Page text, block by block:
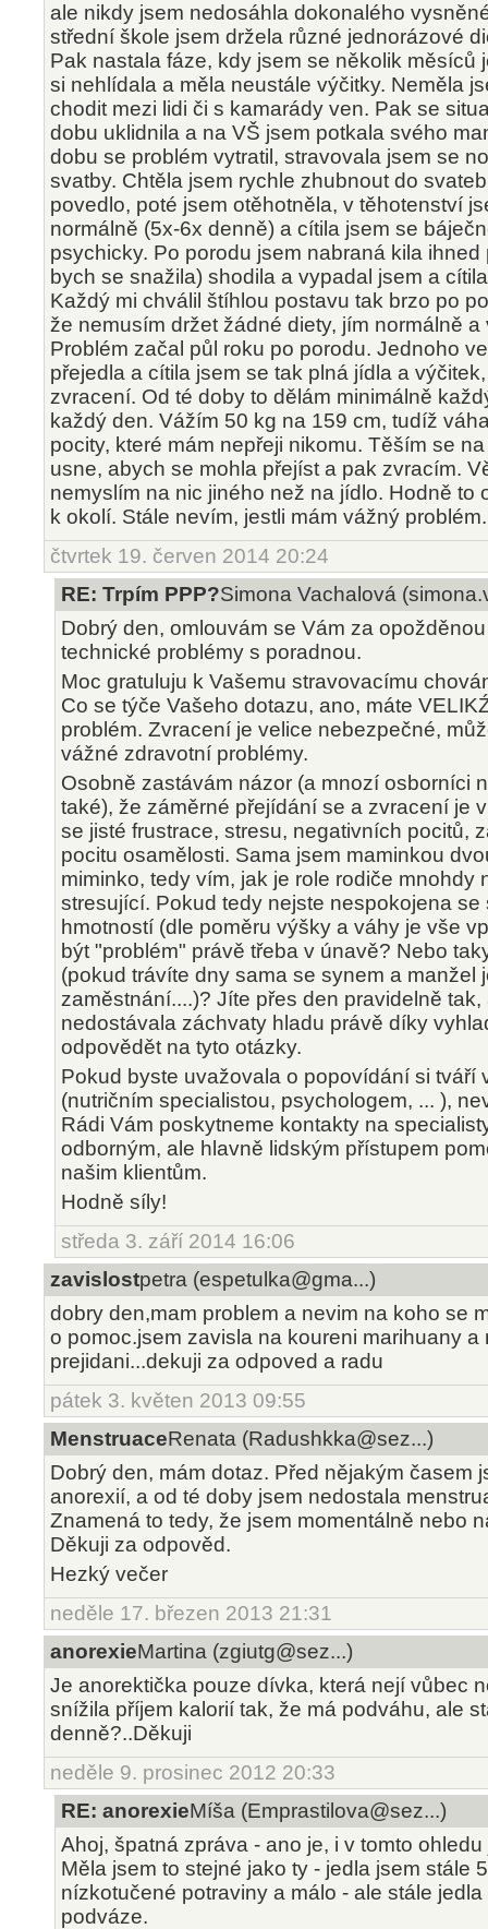
ale nikdy jsem nedosáhla dokonalého
střední škole jsem držela různé jednorázové
Pak nastala fáze, kdy jsem se několik měsíců
si nehlídala a měla neustále výčitky. Neměla
chodit mezi lidi či s kamarády ven. Pak se
dobu uklidnila a na VŠ jsem potkala svého
dobu se problém vytratil, stravovala jsem se
svatby. Chtěla jsem rychle zhubnout do
povedlo, poté jsem otěhotněla, v těhotenství
normálně (5x-6x denně) a cítila jsem se
psychicky. Po porodu jsem nabraná kila ihned
bych se snažila) shodila a vypadal jsem a
Každý mi chválil štíhlou postavu tak brzo po
že nemusím držet žádné diety, jím normálně
Problém začal půl roku po porodu. Jednoho
přejedla a cítila jsem se tak plná jídla a
zvracení. Od té doby to dělám minimálně
každý den. Vážím 50 kg na 159 cm, tudíž
pocity, které mám nepřeji nikomu. Těším se
usne, abych se mohla přejíst a pak zvracím.
nemyslím na nic jiného než na jídlo. Hodně to
k okolí. Stále nevím, jestli mám vážný
čtvrtek 19. červen 2014 20:24
RE: Trpím PPP?Simona Vachalová
Dobrý den, omlouvám se Vám za
technické problémy s poradnou.
Moc gratuluju k Vašemu stravovacímu
Co se týče Vašeho dotazu, ano, máte
problém. Zvracení je velice nebezpečné,
vážné zdravotní problémy.
Osobně zastávám názor (a mnozí osborníci
také), že záměrné přejídání se a zvracení je
se jisté frustrace, stresu, negativních pocitů,
pocitu osamělosti. Sama jsem maminkou
miminko, tedy vím, jak je role rodiče mnohdy
stresující. Pokud tedy nejste nespokojena se
hmotností (dle poměru výšky a váhy je vše
být "problém" právě třeba v únavě? Nebo
(pokud trávíte dny sama se synem a manžel
zaměstnání....)? Jíte přes den pravidelně
nedostávala záchvaty hladu právě díky
odpovědět na tyto otázky.
Pokud byste uvažovala o popovídání si tváří
(nutričním specialistou, psychologem, ... ),
Rádi Vám poskytneme kontakty na
odborným, ale hlavně lidským přístupem
našim klientům.
Hodně síly!
středa 3. září 2014 16:06
zavislostpetra (espetulka@gma...)
dobry den,mam problem a nevim na koho se
o pomoc.jsem zavisla na koureni marihuany a
prejidani...dekuji za odpoved a radu
pátek 3. květen 2013 09:55
MenstruaceRenata (Radushkka@sez...)
Dobrý den, mám dotaz. Před nějakým časem
anorexií, a od té doby jsem nedostala
Znamená to tedy, že jsem momentálně nebo
Děkuji za odpověd.
Hezký večer
neděle 17. březen 2013 21:31
anorexieMartina (zgiutg@sez...)
Je anorektička pouze dívka, která nejí vůbec
snížila příjem kalorií tak, že má podváhu, ale
denně?..Děkuji
neděle 9. prosinec 2012 20:33
RE: anorexieMíša (Emprastilova@sez...)
Ahoj, špatná zpráva - ano je, i v tomto
Měla jsem to stejné jako ty - jedla jsem stále
nízkotučené potraviny a málo - ale stále
podváze.